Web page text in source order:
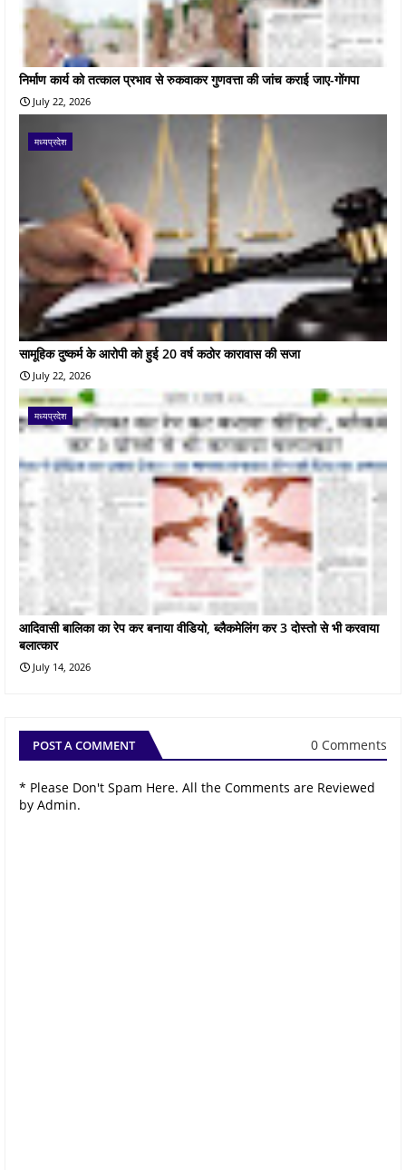
निर्माण कार्य को तत्काल प्रभाव से रुकवाकर गुणवत्ता की जांच कराई जाए-गोंगपा
July 22, 2026
मध्यप्रदेश
सामूहिक दुष्कर्म के आरोपी को हुई 20 वर्ष कठोर कारावास की सजा
July 22, 2026
मध्यप्रदेश
आदिवासी बालिका का रेप कर बनाया वीडियो, ब्लैकमेलिंग कर 3 दोस्तो से भी करवाया
बलात्कार
July 14, 2026
POST A COMMENT 0 Comments
* Please Don't Spam Here. All the Comments are Reviewed
by Admin.